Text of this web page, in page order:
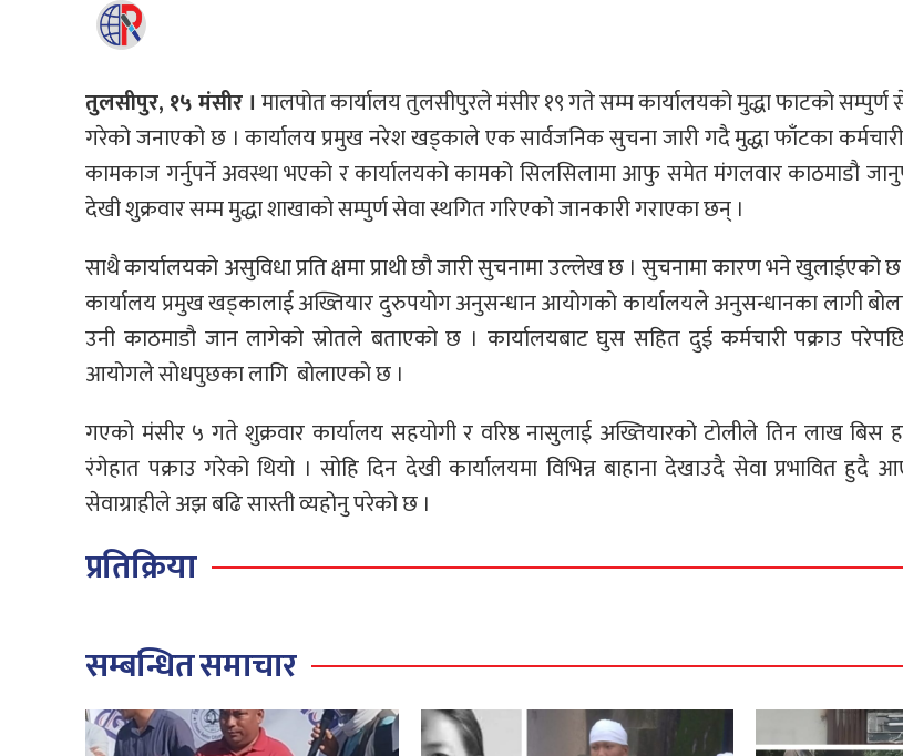
तुलसीपुर, १५ मंसीर । मालपोत कार्यालय तुलसीपुरले मंसीर १९ गते सम्म कार्यालयको मुद्धा फाटको सम्पुर्ण
गरेको जनाएको छ । कार्यालय प्रमुख नरेश खड्काले एक सार्वजनिक सुचना जारी गदै मुद्धा फाँटका
कामकाज गर्नुपर्ने अवस्था भएको र कार्यालयको कामको सिलसिलामा आफु समेत मंगलवार काठमाडौ
देखी शुक्रवार सम्म मुद्धा शाखाको सम्पुर्ण सेवा स्थगित गरिएको जानकारी गराएका छन् ।
साथै कार्यालयको असुविधा प्रति क्षमा प्राथी छौ जारी सुचनामा उल्लेख छ । सुचनामा कारण भने खुलाईएको
कार्यालय प्रमुख खड्कालाई अख्तियार दुरुपयोग अनुसन्धान आयोगको कार्यालयले अनुसन्धानका लागी
उनी काठमाडौ जान लागेको स्रोतले बताएको छ । कार्यालयबाट घुस सहित दुई कर्मचारी पक्राउ
आयोगले सोधपुछका लागि बोलाएको छ ।
गएको मंसीर ५ गते शुक्रवार कार्यालय सहयोगी र वरिष्ठ नासुलाई अख्तियारको टोलीले तिन लाख
रंगेहात पक्राउ गरेको थियो । सोहि दिन देखी कार्यालयमा विभिन्न बाहाना देखाउदै सेवा प्रभावित
सेवाग्राहीले अझ बढि सास्ती व्यहोनु परेको छ ।
प्रतिक्रिया
सम्बन्धित समाचार